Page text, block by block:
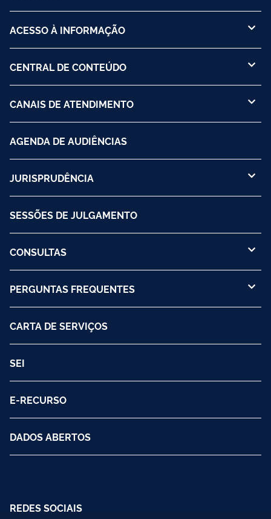
ACESSO À INFORMAÇÃO
CENTRAL DE CONTEÚDO
CANAIS DE ATENDIMENTO
AGENDA DE AUDIÊNCIAS
JURISPRUDÊNCIA
SESSÕES DE JULGAMENTO
CONSULTAS
PERGUNTAS FREQUENTES
CARTA DE SERVIÇOS
SEI
E-RECURSO
DADOS ABERTOS
REDES SOCIAIS